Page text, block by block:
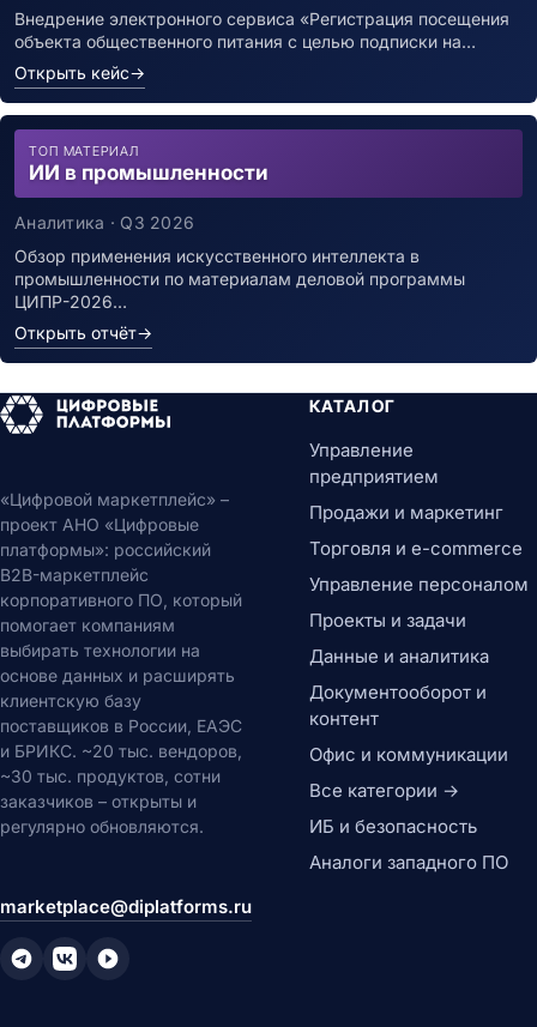
Внедрение электронного сервиса «Регистрация посещения
объекта общественного питания с целью подписки на…
Открыть кейс→
ТОП МАТЕРИАЛ
ИИ в промышленности
Аналитика · Q3 2026
Обзор применения искусственного интеллекта в
промышленности по материалам деловой программы
ЦИПР-2026…
Открыть отчёт→
«Цифровой маркетплейс» –
проект АНО «Цифровые
платформы»: российский
B2B-маркетплейс
корпоративного ПО, который
помогает компаниям
выбирать технологии на
основе данных и расширять
клиентскую базу
поставщиков в России, ЕАЭС
и БРИКС. ~20 тыс. вендоров,
~30 тыс. продуктов, сотни
заказчиков – открыты и
регулярно обновляются.
marketplace@diplatforms.ru
КАТАЛОГ
Управление
предприятием
Продажи и маркетинг
Торговля и e-commerce
Управление персоналом
Проекты и задачи
Данные и аналитика
Документооборот и
контент
Офис и коммуникации
Все категории →
ИБ и безопасность
Аналоги западного ПО